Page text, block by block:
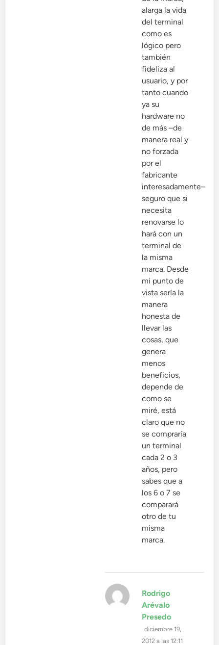
alarga la vida
del terminal
como es
lógico pero
también
fideliza al
usuario, y por
tanto cuando
ya su
hardware no
de más –de
manera real y
no forzada
por el
fabricante
interesadamente–
seguro que si
necesita
renovarse lo
hará con un
terminal de
la misma
marca. Desde
mi punto de
vista sería la
manera
honesta de
llevar las
cosas, que
genera
menos
beneficios,
depende de
como se
miré, está
claro que no
se compraría
un terminal
cada 2 o 3
años, pero
sabes que a
los 6 o 7 se
comparará
otro de tu
misma
marca.
Rodrigo
Arévalo
Presedo
diciembre 19,
2012 a las 12:11